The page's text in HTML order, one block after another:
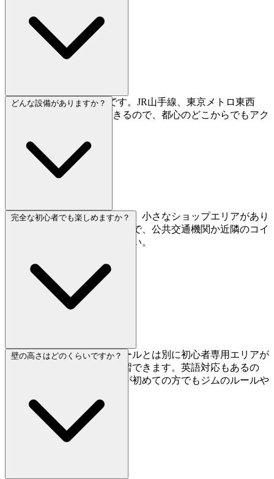
高田馬場駅から徒歩4分です。JR山手線、東京メトロ東西
線、西武新宿線が利用できるので、都心のどこからでもアク
どんな設備がありますか？
足洗い場、更衣室、ロッカー、小さなショップエリアがあり
ます。ただし駐車場はないので、公共交通機関か近隣のコイ
ンパーキングをご利用ください。
完全な初心者でも楽しめますか？
もちろんです。メインウォールとは別に初心者専用エリアが
あるので、気後れせずに練習できます。英語対応もあるの
で、日本でのクライミングが初めての方でもジムのルールや
壁の高さはどのくらいですか？